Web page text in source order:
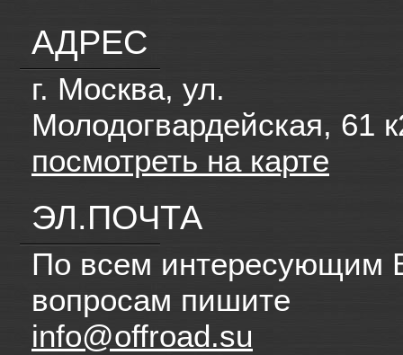
АДРЕС
г. Москва, ул.
Молодогвардейская, 61
посмотреть на карте
ЭЛ.ПОЧТА
По всем интересующим
вопросам пишите
info@offroad.su